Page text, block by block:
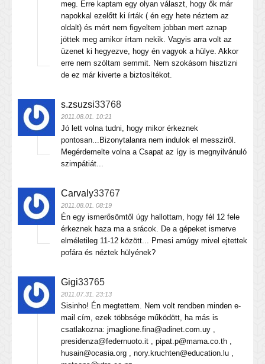
meg. Erre kaptam egy olyan választ, hogy ők már
napokkal ezelőtt ki írták ( én egy hete néztem az
oldalt) és mért nem figyeltem jobban mert aznap
jöttek meg amikor írtam nekik. Vagyis arra volt az
üzenet ki hegyezve, hogy én vagyok a hülye. Akkor
erre nem szóltam semmit. Nem szokásom hisztizni
de ez már kiverte a biztosítékot.
s.zsuzsi33768
2011.08.01. 10:21
Jó lett volna tudni, hogy mikor érkeznek
pontosan...Bizonytalanra nem indulok el messziről.
Megérdemelte volna a Csapat az így is megnyilvánuló
szimpátiát...
Carvaly33767
2011.08.01. 08:19
Én egy ismerősömtől úgy hallottam, hogy fél 12 fele
érkeznek haza ma a srácok. De a gépeket ismerve
elméletileg 11-12 között... Pmesi amúgy mivel ejtettek
pofára és néztek hülyének?
Gigi33765
2011.07.31. 23:13
Sisinho! Én megtettem. Nem volt rendben minden e-
mail cím, ezek többsége működött, ha más is
csatlakozna: jmaglione.fina@adinet.com.uy ,
presidenza@federnuoto.it , pipat.p@mama.co.th ,
husain@ocasia.org , nory.kruchten@education.lu ,